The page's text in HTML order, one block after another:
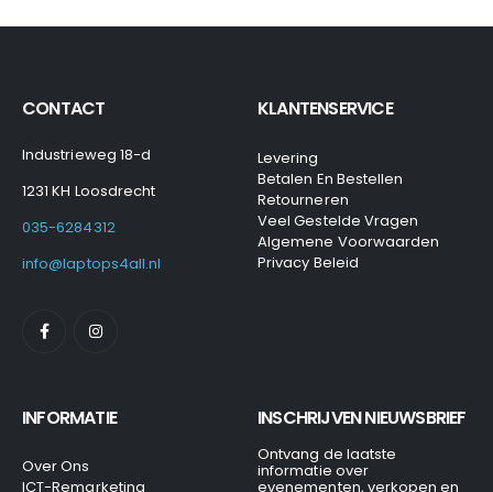
CONTACT
Industrieweg 18-d
1231 KH Loosdrecht
035-6284312
info@laptops4all.nl
KLANTENSERVICE
Levering
Betalen En Bestellen
Retourneren
Veel Gestelde Vragen
Algemene Voorwaarden
Privacy Beleid
INFORMATIE
Over Ons
ICT-Remarketing
INSCHRIJVEN NIEUWSBRIEF
Ontvang de laatste
informatie over
evenementen, verkopen en